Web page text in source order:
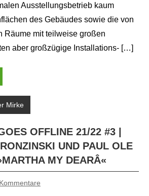
Ausstellungsbetrieb kaum
des Gebäudes sowie die von
Räume mit teilweise großen
aber großzügige Installations- […]
Mirke
OFFLINE 21/22 #3 |
UND PAUL OLE
MY DEARÂ«